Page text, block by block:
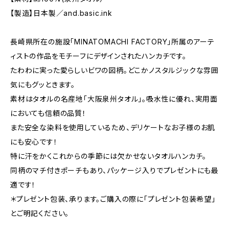
【製造】日本製／and.basic.ink
長崎県所在の施設「MINATOMACHI FACTORY」所属のアーテ
ィストの作品をモチーフにデザインされたハンカチです。
たわわに実った愛らしいビワの図柄。どこかノスタルジックな雰囲
気にもグッときます。
素材はタオルの名産地「大阪泉州タオル」。吸水性に優れ、実用面
においても信頼の品質！
また安全な染料を使用しているため、デリケートなお子様のお肌
にも安心です！
特に汗をかくこれからの季節には欠かせないタオルハンカチ。
同柄のマチ付きポーチもあり、パッケージ入りでプレゼントにも最
適です！
＊プレゼント包装、承ります。ご購入の際に「プレゼント包装希望」
とご明記ください。